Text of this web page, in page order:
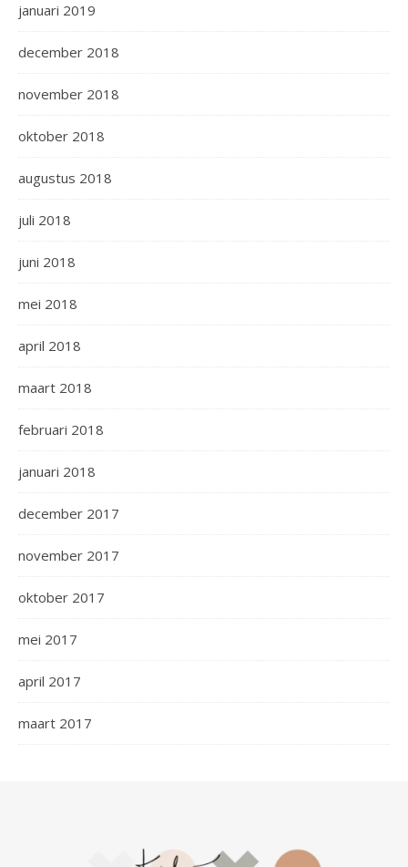
januari 2019
december 2018
november 2018
oktober 2018
augustus 2018
juli 2018
juni 2018
mei 2018
april 2018
maart 2018
februari 2018
januari 2018
december 2017
november 2017
oktober 2017
mei 2017
april 2017
maart 2017